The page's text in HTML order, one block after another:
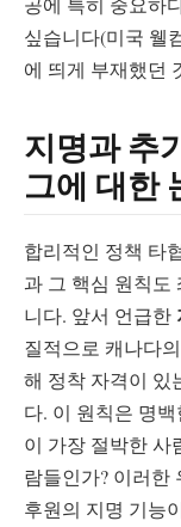
싶습니다(미국 웰
에 띄게 부재했던
지명과 추
그에 대한
합리적인 정책 타
과 그 핵심 원칙도
니다. 앞서 언급한
질적으로 캐나다
해 정착 자격이 있
다. 이 원칙은 명
이 가장 절박한 사
람들인가? 이러한
후원의 지명 기능